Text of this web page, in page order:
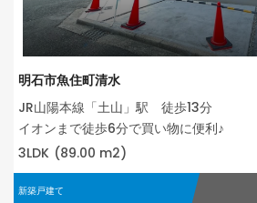
明石市魚住町清水
JR山陽本線「土山」駅 徒歩13分
イオンまで徒歩6分で買い物に便利♪
3LDK (89.00 m2)
新築戸建て